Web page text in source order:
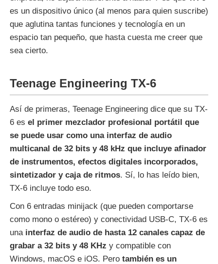
es un dispositivo único (al menos para quien suscribe)
que aglutina tantas funciones y tecnología en un
espacio tan pequeño, que hasta cuesta me creer que
sea cierto.
Teenage Engineering TX-6
Así de primeras, Teenage Engineering dice que su TX-
6 es el primer mezclador profesional portátil que
se puede usar como una interfaz de audio
multicanal de 32 bits y 48 kHz que incluye afinador
de instrumentos, efectos digitales incorporados,
sintetizador y caja de ritmos. Sí, lo has leído bien,
TX-6 incluye todo eso.
Con 6 entradas minijack (que pueden comportarse
como mono o estéreo) y conectividad USB-C, TX-6 es
una interfaz de audio de hasta 12 canales capaz de
grabar a 32 bits y 48 KHz y compatible con
Windows, macOS e iOS. Pero también es un